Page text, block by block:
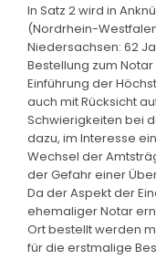
In Satz 2 wird in
(Nordrhein-
Niedersachsen: 62
Bestellung zum
Einführung der
auch mit Rücksicht
Schwierigkeiten bei
dazu, im Interesse
Wechsel der
der Gefahr einer
Da der Aspekt der
ehemaliger Notar
Ort bestellt werden
für die erstmalige